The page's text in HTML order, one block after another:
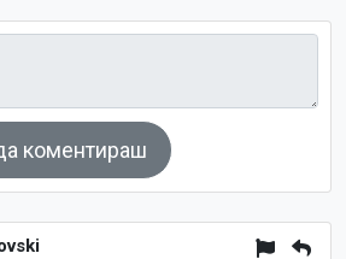
коментираш